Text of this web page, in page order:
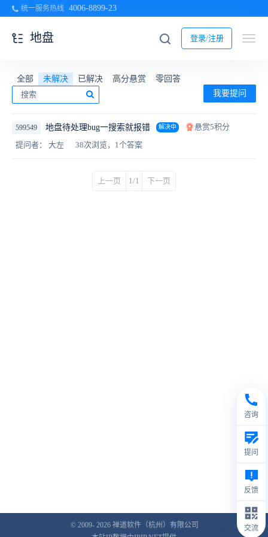
统一服务热线 4006-8899-23
登录/注册
地盘
全部 未解决 已解决 高分悬赏
零回答
我要提问
599549 地盘待处理bug一搜索就报错 解决中
悬赏5积分
提问者： 大左
38次浏览，1个答案
上一页 1/1 下一页
© 2009- 2026 禅道软件（杭州）有限公司
咨询
提问
反馈
交流